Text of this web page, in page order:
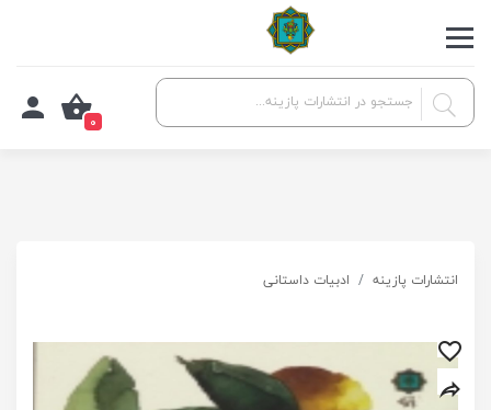
0
انتشارات پازینه ادبیات داستانی